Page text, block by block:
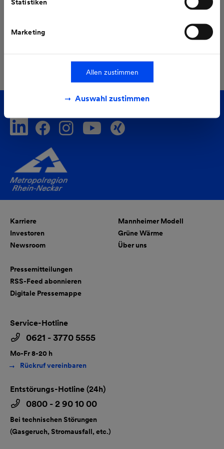
Statistiken
Marketing
Allen zustimmen
Auswahl zustimmen
Karriere
Investoren
Newsroom
Mannheimer Modell
Grüne Wärme
Über uns
Pressemitteilungen
RSS-Feed abonnieren
Digitale Pressemappe
Service-Hotline
0621 - 3770 5555
Mo-Fr 8-20 h
Rückruf vereinbaren
Entstörungs-Hotline (24h)
0800 - 2 90 10 00
Bei technischen Störungen
(Gasgeruch, Stromausfall, etc.)